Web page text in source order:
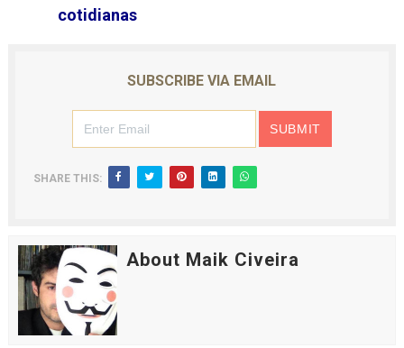
cotidianas
SUBSCRIBE VIA EMAIL
SHARE THIS:
About Maik Civeira